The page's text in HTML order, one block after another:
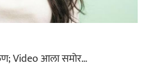
Video आला समोर…